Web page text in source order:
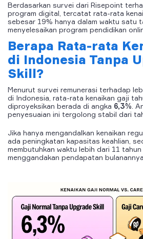
Berdasarkan survei dari Risepoint
program digital, tercatat rata-rata
sebesar 19% hanya dalam waktu satu
menyelesaikan program pendidikan
Berapa Rata-rata
di Indonesia Tanpa
Skill?
Menurut survei remunerasi terhadap
di Indonesia, rata-rata kenaikan gaji
diproyeksikan berada di angka 6,3% .
penyesuaian ini tergolong stabil dari
Jika hanya mengandalkan kenaikan
ada peningkatan kapasitas keahlian,
membutuhkan waktu lebih dari 11
menggandakan pendapatan bulanannya.